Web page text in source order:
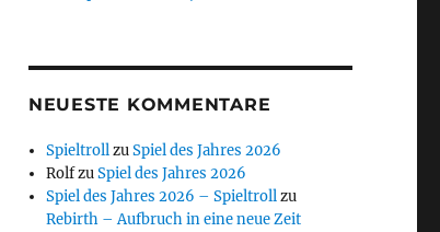
NEUESTE KOMMENTARE
SpieltrollzuSpiel des Jahres 2026
RolfzuSpiel des Jahres 2026
Spiel des Jahres 2026 – Spieltrollzu
Rebirth – Aufbruch in eine neue Zeit